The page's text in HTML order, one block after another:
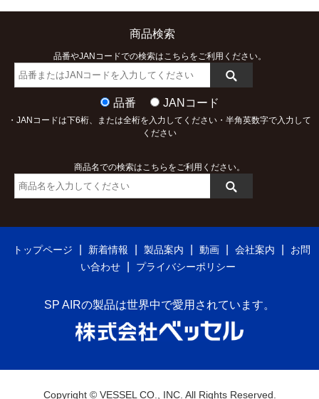
商品検索
品番やJANコードでの検索はこちらをご利用ください。
品番 JANコード
・JANコードは下6桁、または全桁を入力してください・半角英数字で入力して
ください
商品名での検索はこちらをご利用ください。
トップページ 新着情報 製品案内 動画 会社案内
お問
い合わせ
プライバシーポリシー
SP AIRの製品は世界中で愛用されています。
Copyright © VESSEL CO., INC. All Rights Reserved.